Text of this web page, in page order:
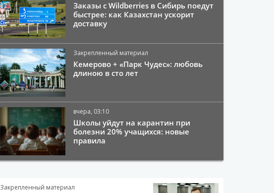
Заказы с Wildberries в Сибирь поедут
быстрее: как Казахстан ускорит
доставку
Закрепленный материал
Кемерово + «Парк Чудес»: любовь
длиною в сто лет
вчера, 03:10
Школы уйдут на карантин при
болезни 20% учащихся: новые
правила
Закрепленный материал